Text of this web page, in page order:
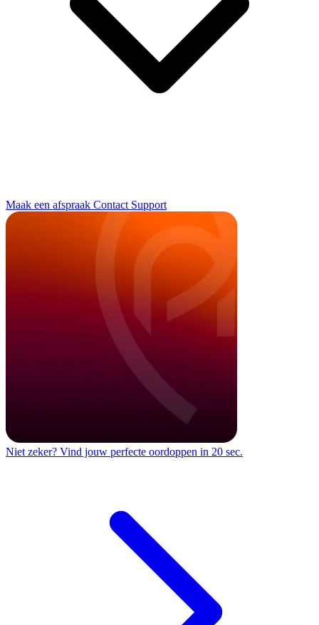
Maak een afspraak Contact Support
Niet zeker? Vind jouw perfecte oordoppen in 20 sec.